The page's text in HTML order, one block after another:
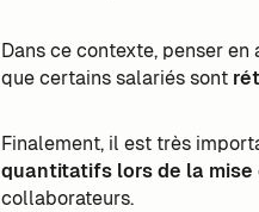
Dans ce contexte, penser
que certains salariés sont
Finalement, il est très
quantitatifs lors de la
collaborateurs.